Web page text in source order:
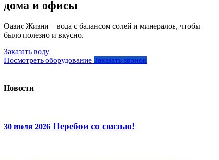
дома и офисы
Оазис Жизни – вода с балансом солей и минералов, чтобы
было полезно и вкусно.
Заказать воду
Посмотреть оборудование Заказать звонок
Новости
30 июля 2026 Перебои со связью!